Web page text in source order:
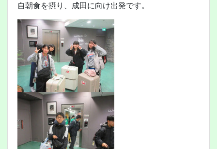
自朝食を摂り、成田に向け出発です。